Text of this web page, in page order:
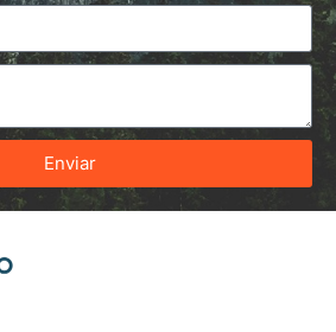
Enviar